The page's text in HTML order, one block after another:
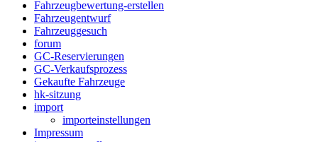
Fahrzeugbewertung-erstellen
Fahrzeugentwurf
Fahrzeuggesuch
forum
GC-Reservierungen
GC-Verkaufsprozess
Gekaufte Fahrzeuge
hk-sitzung
import
importeinstellungen
Impressum